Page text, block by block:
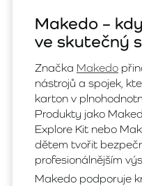
Makedo –
ve skutečný
Značka Makedo
nástrojů a spojek,
karton v
Produkty jako
Explore Kit nebo
dětem tvořit
profesionálnějším
Makedo podporuje